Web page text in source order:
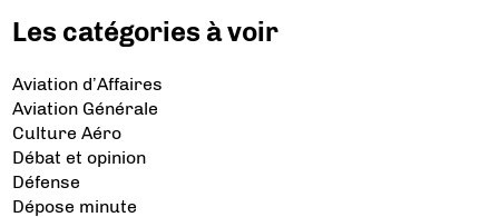
Les catégories à voir
Aviation d’Affaires
Aviation Générale
Culture Aéro
Débat et opinion
Défense
Dépose minute